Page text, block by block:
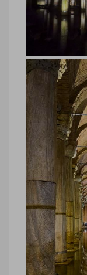
Turquie,
Turquie,
Marie-
Turquie,
Marie-
Turquie,
Turquie,
Marie-